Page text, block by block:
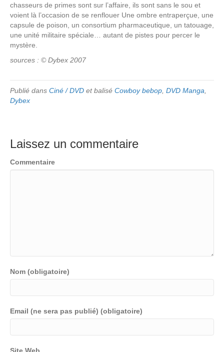
chasseurs de primes sont sur l’affaire, ils sont sans le sou et
voient là l’occasion de se renflouer Une ombre entraperçue, une
capsule de poison, un consortium pharmaceutique, un tatouage,
une unité militaire spéciale… autant de pistes pour percer le
mystère.
sources : © Dybex 2007
Publié dans Ciné / DVD et balisé Cowboy bebop DVD Manga
Dybex
Laissez un commentaire
Commentaire
Nom (obligatoire)
Email (ne sera pas publié) (obligatoire)
Site Web